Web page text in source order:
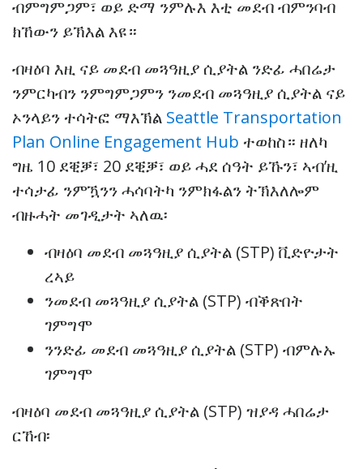
ብምግምጋም፣ ወይ ድማ ንምሉእ እቲ መደብ ብምንባብ
ክኸውን ይኽእል እዩ።
ብዛዕባ እዚ ናይ መደብ መጓዓዚያ ሲያትል ንድፊ ሓበሬታ
ንምርካብን ንምግምጋምን ንመደብ መጓዓዚያ ሲያትል ናይ
ኦንላይን ተሳትፎ ማእኽል Seattle Transportation
Plan Online Engagement Hub ተወከስ። ዘለካ
ግዜ 10 ደቒቓ፣ 20 ደቒቓ፣ ወይ ሓደ ሰዓት ይኹን፣ ኣብ’ዚ
ተሳታፊ ንምዃንን ሓሳባትካ ንምክፋልን ትኽእለሎም
ብዙሓት መገዲታት ኣለዉ፡
ብዛዕባ መደብ መጓዓዚያ ሲያትል (STP) ቪድዮታት
ረኣይ
ንመደብ መጓዓዚያ ሲያትል (STP) ብቕጽበት
ገምግሞ
ንንድፊ መደብ መጓዓዚያ ሲያትል (STP) ብምሉኡ
ገምግሞ
ብዛዕባ መደብ መጓዓዚያ ሲያትል (STP) ዝያዳ ሓበሬታ
ርኸብ፡